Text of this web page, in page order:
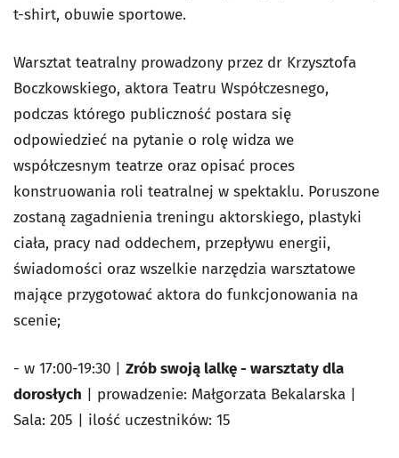
t-shirt, obuwie sportowe.
Warsztat teatralny prowadzony przez dr Krzysztofa
Boczkowskiego, aktora Teatru Współczesnego,
podczas którego publiczność postara się
odpowiedzieć na pytanie o rolę widza we
współczesnym teatrze oraz opisać proces
konstruowania roli teatralnej w spektaklu. Poruszone
zostaną zagadnienia treningu aktorskiego, plastyki
ciała, pracy nad oddechem, przepływu energii,
świadomości oraz wszelkie narzędzia warsztatowe
mające przygotować aktora do funkcjonowania na
scenie;
- w 17:00-19:30 | Zrób swoją lalkę - warsztaty dla
dorosłych | prowadzenie: Małgorzata Bekalarska |
Sala: 205 | ilość uczestników: 15